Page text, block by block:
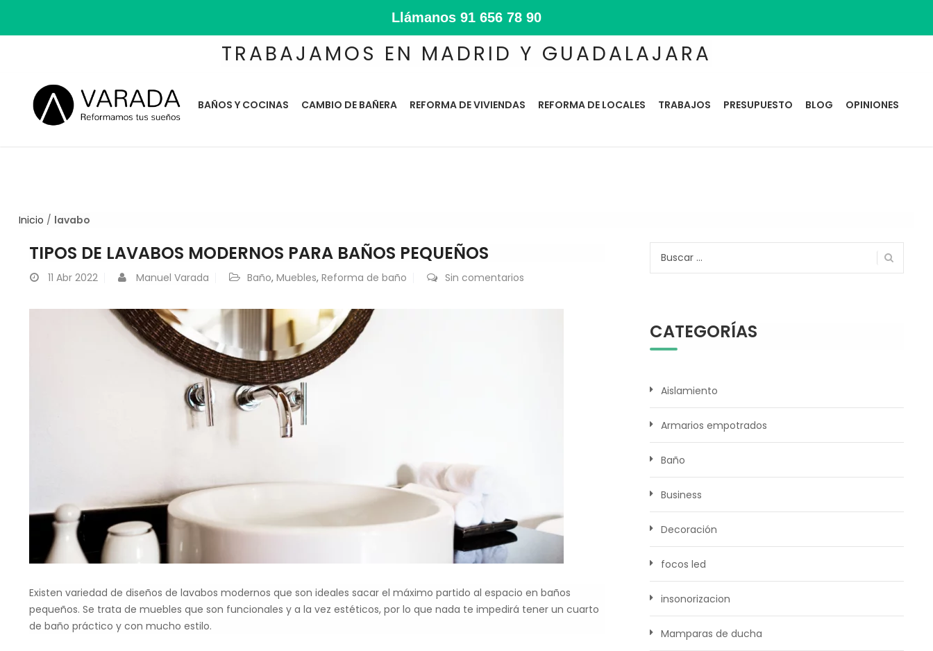
Llámanos 91 656 78 90
TRABAJAMOS EN MADRID Y GUADALAJARA
BAÑOS Y COCINAS CAMBIO DE BAÑERA REFORMA DE VIVIENDAS REFORMA DE LOCALES TRABAJOS PRESUPUESTO BLOG OPINIONES
Inicio / lavabo
TIPOS DE LAVABOS MODERNOS PARA BAÑOS PEQUEÑOS
11 Abr 2022 Manuel Varada Baño, Muebles, Reforma de baño Sin comentarios
Existen variedad de diseños de lavabos modernos que son ideales sacar el máximo partido al espacio en baños
pequeños. Se trata de muebles que son funcionales y a la vez estéticos, por lo que nada te impedirá tener un cuarto
de baño práctico y con mucho estilo.
CATEGORÍAS
Aislamiento
Armarios empotrados
Baño
Business
Decoración
focos led
insonorizacion
Mamparas de ducha